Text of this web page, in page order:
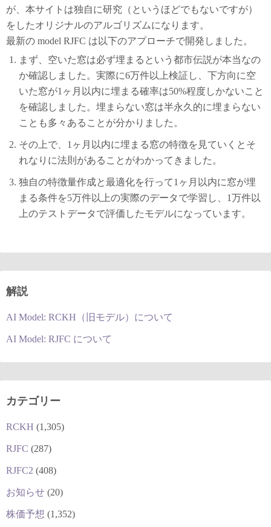
が、本サイトは独自に研究（というほどでもないですが）
をしたオリジナルのアルゴリズムになります。
最新の model RJFC は以下のアプローチで開発しました。
まず、空いた窓は必ず埋まるという都市伝説が本当なの
か確認しました。実際に6万件以上検証し、下方向に空
いた窓が1ヶ月以内に埋まる確率は50%程度しかないこと
を確認しました。埋まらない窓は半永久的に埋まらない
ことも多々あることが分かりました。
その上で、1ヶ月以内に埋まる窓の特徴を見ていくとそ
れなりに法則があることがわかってきました。
独自の特徴量作成と最適化を行って1ヶ月以内に窓が埋
まる条件を5万件以上の実際のデータで学習し、1万件以
上のテストデータで評価したモデルになっています。
解説
AI Model: RCKH（旧モデル）について
AI Model: RJFC について
カテゴリー
RCKH (1,305)
RJFC (287)
RJFC2 (408)
お知らせ (20)
株価予想 (1,352)